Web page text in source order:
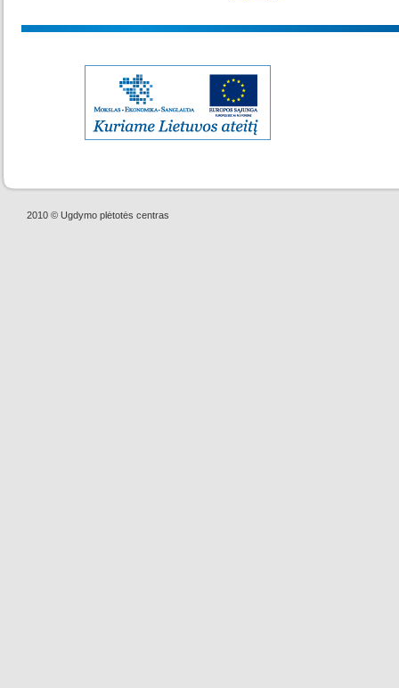
2010 © Ugdymo plėtotės centras